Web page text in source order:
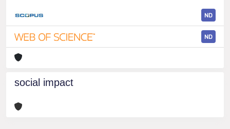
ND
ND
social impact